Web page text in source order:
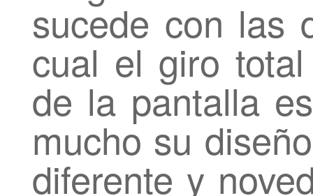
sucede con las
cual el giro
de la pantalla
mucho su
diferente y